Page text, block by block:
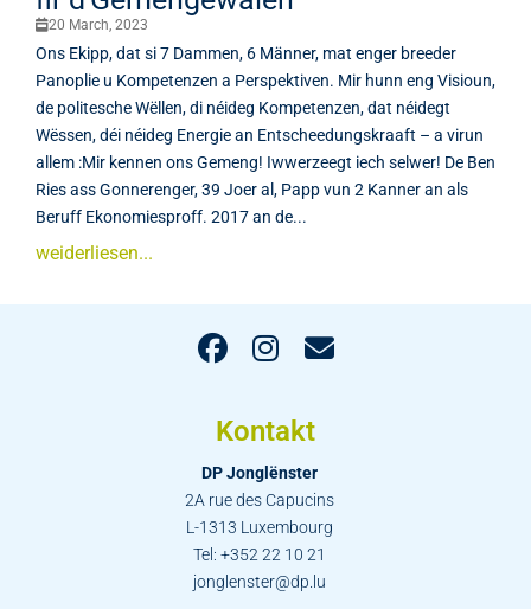
20 March, 2023
Ons Ekipp, dat si 7 Dammen, 6 Männer, mat enger breeder
Panoplie u Kompetenzen a Perspektiven. Mir hunn eng Visioun,
de politesche Wëllen, di néideg Kompetenzen, dat néidegt
Wëssen, déi néideg Energie an Entscheedungskraaft – a virun
allem :Mir kennen ons Gemeng! Iwwerzeegt iech selwer! De Ben
Ries ass Gonnerenger, 39 Joer al, Papp vun 2 Kanner an als
Beruff Ekonomiesproff. 2017 an de...
weiderliesen...
Kontakt
DP Jonglënster
2A rue des Capucins
L-1313 Luxembourg
Tel: +352 22 10 21
jonglenster@dp.lu